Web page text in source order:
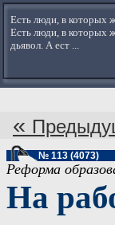
Есть люди, в которых
Есть люди, в которых
дьявол. А ест ...
«
№ 113 (4073)
Реформа
На